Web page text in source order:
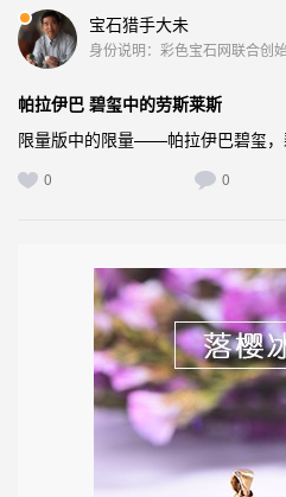
宝石猎手大未
身份说明：彩色宝石网联合创
帕拉伊巴 碧玺中的劳斯莱斯
限量版中的限量——帕拉伊巴碧玺，
0 0